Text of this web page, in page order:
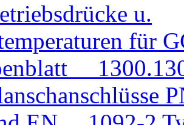
u.
für